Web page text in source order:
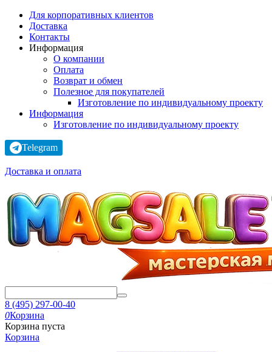
Для корпоративных клиентов
Доставка
Контакты
Информация
О компании
Оплата
Возврат и обмен
Полезное для покупателей
Изготовление по индивидуальному проекту
Информация
Изготовление по индивидуальному проекту
Telegram
Доставка и оплата
8 (495) 297-00-40
0Корзина
Корзина пуста
Корзина